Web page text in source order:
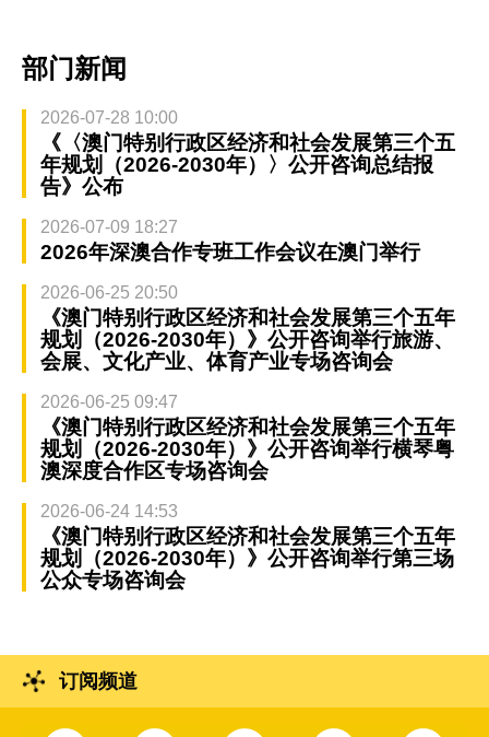
部门新闻
2026-07-28 10:00
《〈澳门特别行政区经济和社会发展第三个五
年规划（2026-2030年）〉公开咨询总结报
告》公布
2026-07-09 18:27
2026年深澳合作专班工作会议在澳门举行
2026-06-25 20:50
《澳门特别行政区经济和社会发展第三个五年
规划（2026-2030年）》公开咨询举行旅游、
会展、文化产业、体育产业专场咨询会
2026-06-25 09:47
《澳门特别行政区经济和社会发展第三个五年
规划（2026-2030年）》公开咨询举行横琴粤
澳深度合作区专场咨询会
2026-06-24 14:53
《澳门特别行政区经济和社会发展第三个五年
规划（2026-2030年）》公开咨询举行第三场
公众专场咨询会
订阅频道